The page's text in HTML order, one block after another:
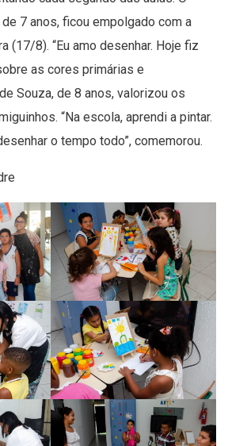
7 anos, ficou empolgado com a
(17/8). “Eu amo desenhar. Hoje fiz
as cores primárias e
Souza, de 8 anos, valorizou os
“Na escola, aprendi a pintar.
o tempo todo”, comemorou.